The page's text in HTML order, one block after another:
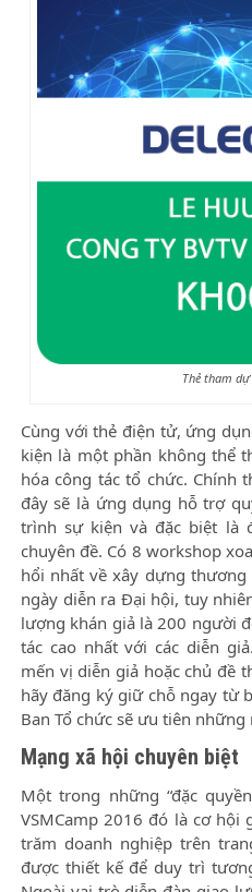
Thẻ tham dự
Cùng với thẻ điện tử, ứng
kiện là một phần không thể
hóa công tác tổ chức. Chính
đây sẽ là ứng dụng hỗ trợ
trình sự kiện và đặc biệt là
chuyên đề. Có 8 workshop
hổi nhất về xây dựng
ngày diễn ra Đại hội, tuy
lượng khán giả là 200 người
tác cao nhất với các diễn
mến vị diễn giả hoặc chủ đề
hãy đăng ký giữ chỗ ngay từ
Ban Tổ chức sẽ ưu tiên
Mạng xã hội chuyên biệt
Một trong những “đặc
VSMCamp 2016 đó là cơ
trăm doanh nghiệp trên
được thiết kế để duy trì